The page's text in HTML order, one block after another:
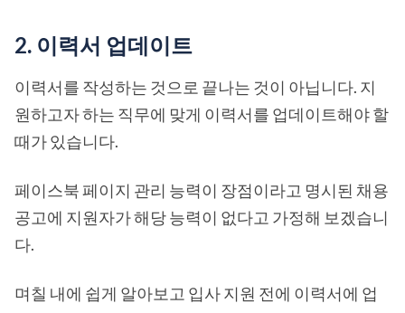
2. 이력서 업데이트
이력서를 작성하는 것으로 끝나는 것이 아닙니다. 지
원하고자 하는 직무에 맞게 이력서를 업데이트해야 할
때가 있습니다.
페이스북 페이지 관리 능력이 장점이라고 명시된 채용
공고에 지원자가 해당 능력이 없다고 가정해 보겠습니
다.
며칠 내에 쉽게 알아보고 입사 지원 전에 이력서에 업